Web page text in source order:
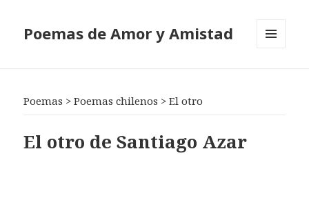
Poemas de Amor y Amistad
Poemas >Poemas chilenos >El otro
El otro de Santiago Azar